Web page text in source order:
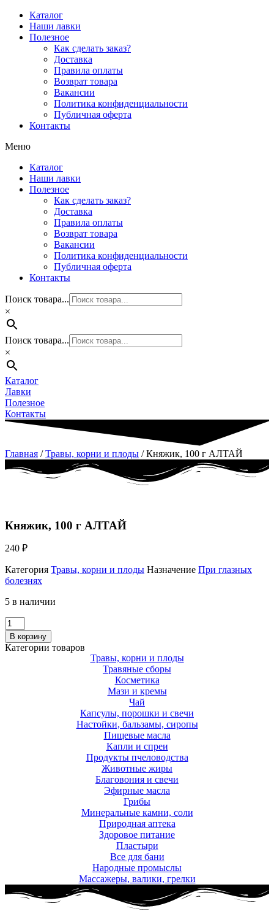
Перейти
содержимому
Каталог
Наши лавки
Полезное
Как сделать заказ?
Доставка
Правила оплаты
Возврат товара
Вакансии
Политика конфиденциальности
Публичная оферта
Контакты
Меню
Каталог
Наши лавки
Полезное
Как сделать заказ?
Доставка
Правила оплаты
Возврат товара
Вакансии
Политика конфиденциальности
Публичная оферта
Контакты
Поиск товара...
×
Поиск товара...
×
Каталог
Лавки
Полезное
Контакты
Главная /Травы, корни и плоды / Княжик, 100 г АЛТАЙ
Княжик, 100 г АЛТАЙ
240 ₽
Категория Травы, корни и плоды Назначение При глазных
болезнях
5 в наличии
Количество
Княжик,
100
В корзину
Категории товаров
Травы, корни и плоды
Травяные сборы
Косметика
Мази и кремы
Чай
Капсулы, порошки и свечи
Настойки, бальзамы, сиропы
Пищевые масла
Капли и спреи
Продукты пчеловодства
Животные жиры
Благовония и свечи
Эфирные масла
Грибы
Минеральные камни, соли
Природная аптека
Здоровое питание
Пластыри
Все для бани
Народные промыслы
Массажеры, валики, грелки​